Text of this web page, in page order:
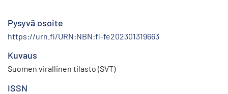
Pysyvä osoite
https://urn.fi/URN:NBN:fi-fe202301319663
Kuvaus
Suomen virallinen tilasto (SVT)
ISSN